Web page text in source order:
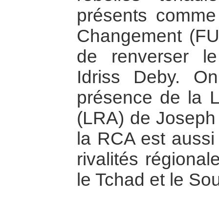
présents
Changement
de renverser
Idriss Deby.
présence de la
(LRA) de
la RCA est
rivalités
le Tchad et le